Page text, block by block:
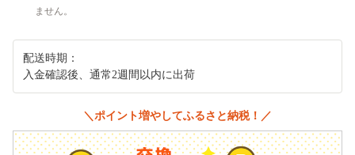
ません。
配送時期：
入金確認後、通常2週間以内に出荷
＼ポイント増やしてふるさと納税！／